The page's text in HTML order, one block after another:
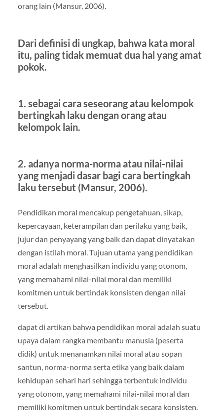
orang lain (Mansur, 2006).
Dari definisi di ungkap, bahwa kata moral
itu, paling tidak memuat dua hal yang amat
pokok.
1. sebagai cara seseorang atau kelompok
bertingkah laku dengan orang atau
kelompok lain.
2. adanya norma-norma atau nilai-nilai
yang menjadi dasar bagi cara bertingkah
laku tersebut (Mansur, 2006).
Pendidikan moral mencakup pengetahuan, sikap,
kepercayaan, keterampilan dan perilaku yang baik,
jujur dan penyayang yang baik dan dapat dinyatakan
dengan istilah moral. Tujuan utama yang pendidikan
moral adalah menghasilkan individu yang otonom,
yang memahami nilai-nilai moral dan memiliki
komitmen untuk bertindak konsisten dengan nilai
tersebut.
dapat di artikan bahwa pendidikan moral adalah suatu
upaya dalam rangka membantu manusia (peserta
didik) untuk menanamkan nilai moral atau sopan
santun, norma-norma serta etika yang baik dalam
kehidupan sehari hari sehingga terbentuk individu
yang otonom, yang memahami nilai-nilai moral dan
memiliki komitmen untuk bertindak secara konsisten.